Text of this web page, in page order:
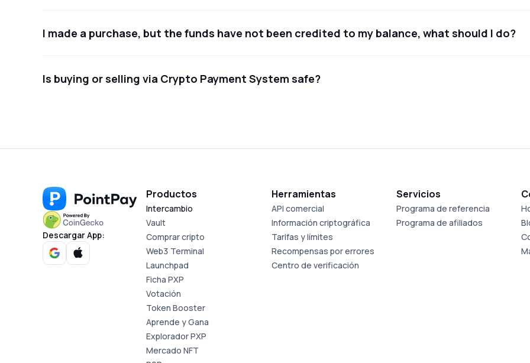
I made a purchase, but the funds have not been credited to my balance, what should I do?
Is buying or selling via Crypto Payment System safe?
Descargar App:
Productos
Intercambio
Vault
Comprar cripto
Web3 Terminal
Launchpad
Ficha PXP
Votación
Token Booster
Aprende y Gana
Explorador PXP
Mercado NFT
Herramientas
API comercial
Información criptográfica
Tarifas y límites
Recompensas por errores
Centro de verificación
Servicios
Programa de referencia
Programa de afiliados